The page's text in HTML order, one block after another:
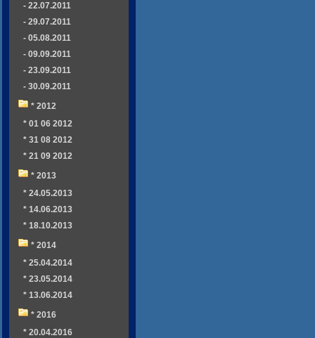
- 22.07.2011
- 29.07.2011
- 05.08.2011
- 09.09.2011
- 23.09.2011
- 30.09.2011
* 2012
* 01 06 2012
* 31 08 2012
* 21 09 2012
* 2013
* 24.05.2013
* 14.06.2013
* 18.10.2013
* 2014
* 25.04.2014
* 23.05.2014
* 13.06.2014
* 2016
* 20.04.2016